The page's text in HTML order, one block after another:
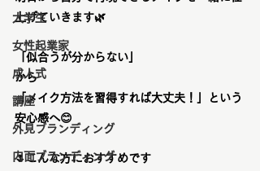
大学生
女性起業家
成人式
講座
外見ブランディング
内面ブランディング
上げていきます🌿
「似合うが分からない」
から
「メイク方法を習得すれば大丈夫！」という
安心感へ😊
🌷こんな方におすすめです